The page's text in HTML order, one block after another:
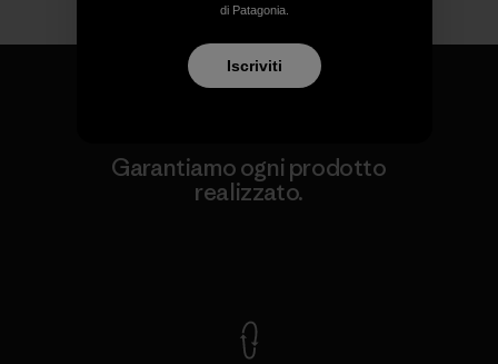
Garantiamo ogni prodotto
realizzato.
di Patagonia.
Iscriviti